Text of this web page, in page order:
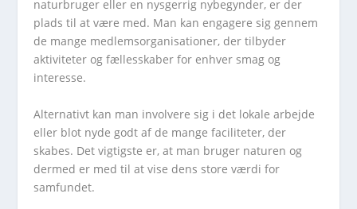
naturbruger eller en nysgerrig nybegynder, er der
plads til at være med. Man kan engagere sig gennem
de mange medlemsorganisationer, der tilbyder
aktiviteter og fællesskaber for enhver smag og
interesse.
Alternativt kan man involvere sig i det lokale arbejde
eller blot nyde godt af de mange faciliteter, der
skabes. Det vigtigste er, at man bruger naturen og
dermed er med til at vise dens store værdi for
samfundet.